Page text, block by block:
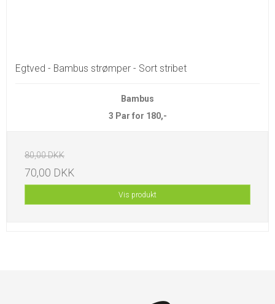
Egtved - Bambus strømper - Sort stribet
Bambus
3 Par for 180,-
80,00 DKK
70,00 DKK
Vis produkt